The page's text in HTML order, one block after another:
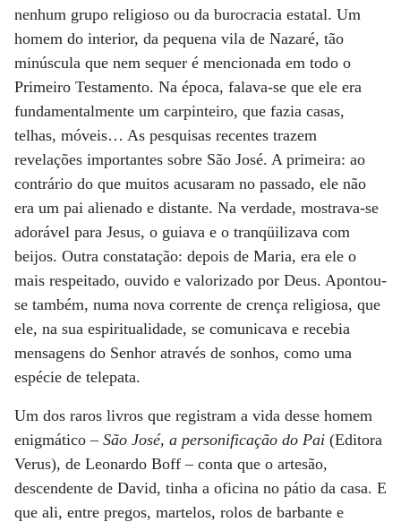
nenhum grupo religioso ou da burocracia estatal. Um
homem do interior, da pequena vila de Nazaré, tão
minúscula que nem sequer é mencionada em todo o
Primeiro Testamento. Na época, falava-se que ele era
fundamentalmente um carpinteiro, que fazia casas,
telhas, móveis… As pesquisas recentes trazem
revelações importantes sobre São José. A primeira: ao
contrário do que muitos acusaram no passado, ele não
era um pai alienado e distante. Na verdade, mostrava-se
adorável para Jesus, o guiava e o tranqüilizava com
beijos. Outra constatação: depois de Maria, era ele o
mais respeitado, ouvido e valorizado por Deus. Apontou-
se também, numa nova corrente de crença religiosa, que
ele, na sua espiritualidade, se comunicava e recebia
mensagens do Senhor através de sonhos, como uma
espécie de telepata.
Um dos raros livros que registram a vida desse homem
enigmático – São José, a personificação do Pai (Editora
Verus), de Leonardo Boff – conta que o artesão,
descendente de David, tinha a oficina no pátio da casa. E
que ali, entre pregos, martelos, rolos de barbante e